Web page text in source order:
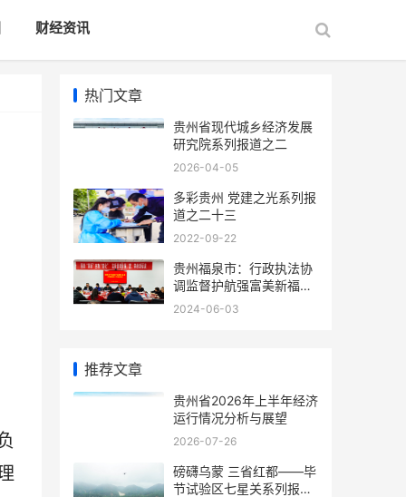
财经资讯
热门文章
贵州省现代城乡经济发展
研究院系列报道之二
2026-04-05
多彩贵州 党建之光系列报
道之二十三
2022-09-22
贵州福泉市：行政执法协
调监督护航强富美新福泉
建设
2024-06-03
推荐文章
贵州省2026年上半年经济
运行情况分析与展望
2026-07-26
磅礴乌蒙 三省红都——毕
节试验区七星关系列报道